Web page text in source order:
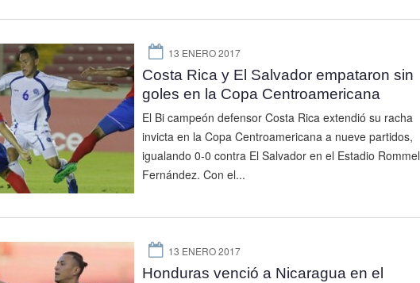
13 ENERO 2017
Costa Rica y El Salvador empataron sin
goles en la Copa Centroamericana
El Bi campeón defensor Costa Rica extendió su racha
invicta en la Copa Centroamericana a nueve partidos,
igualando 0-0 contra El Salvador en el Estadio Rommel
Fernández. Con el...
13 ENERO 2017
Honduras venció a Nicaragua en el